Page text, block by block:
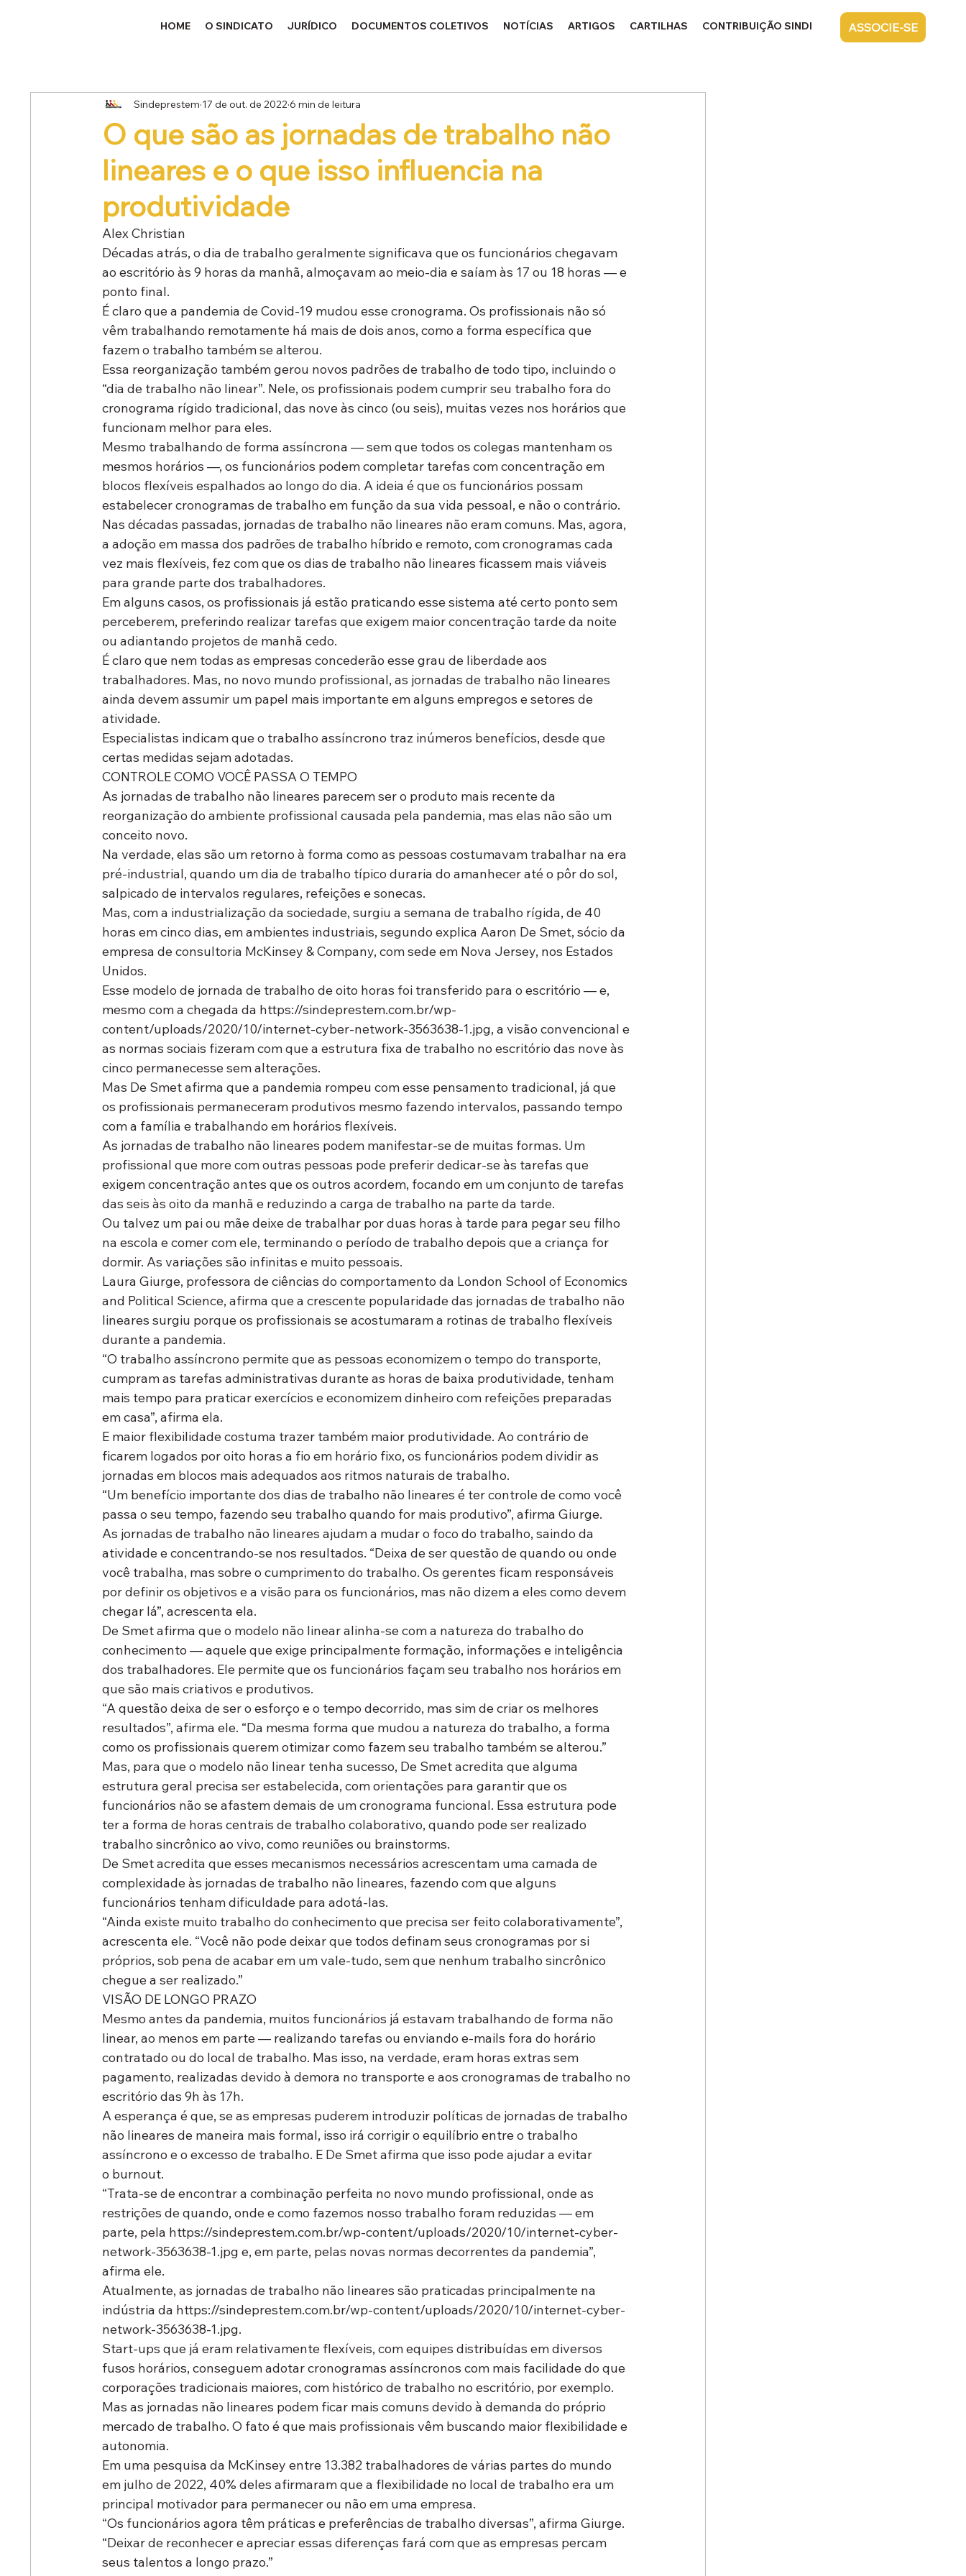
HOME O SINDICATO JURÍDICO DOCUMENTOS COLETIVOS NOTÍCIAS ARTIGOS CARTILHAS CONTRIBUIÇÃO SINDICAL CONTATO
ASSOCIE-SE
O que são as jornadas de trabalho não
lineares e o que isso influencia na
produtividade
Sindeprestem 17 de out. de 2022 6 min de leitura
Alex Christian
Décadas atrás, o dia de trabalho geralmente significava que os funcionários chegavam
ao escritório às 9 horas da manhã, almoçavam ao meio-dia e saíam às 17 ou 18 horas — e
ponto final.
É claro que a pandemia de Covid-19 mudou esse cronograma. Os profissionais não só
vêm trabalhando remotamente há mais de dois anos, como a forma específica que
fazem o trabalho também se alterou.
Essa reorganização também gerou novos padrões de trabalho de todo tipo, incluindo o
“dia de trabalho não linear”. Nele, os profissionais podem cumprir seu trabalho fora do
cronograma rígido tradicional, das nove às cinco (ou seis), muitas vezes nos horários que
funcionam melhor para eles.
Mesmo trabalhando de forma assíncrona — sem que todos os colegas mantenham os
mesmos horários —, os funcionários podem completar tarefas com concentração em
blocos flexíveis espalhados ao longo do dia. A ideia é que os funcionários possam
estabelecer cronogramas de trabalho em função da sua vida pessoal, e não o contrário.
Nas décadas passadas, jornadas de trabalho não lineares não eram comuns. Mas, agora,
a adoção em massa dos padrões de trabalho híbrido e remoto, com cronogramas cada
vez mais flexíveis, fez com que os dias de trabalho não lineares ficassem mais viáveis
para grande parte dos trabalhadores.
Em alguns casos, os profissionais já estão praticando esse sistema até certo ponto sem
perceberem, preferindo realizar tarefas que exigem maior concentração tarde da noite
ou adiantando projetos de manhã cedo.
É claro que nem todas as empresas concederão esse grau de liberdade aos
trabalhadores. Mas, no novo mundo profissional, as jornadas de trabalho não lineares
ainda devem assumir um papel mais importante em alguns empregos e setores de
atividade.
Especialistas indicam que o trabalho assíncrono traz inúmeros benefícios, desde que
certas medidas sejam adotadas.
CONTROLE COMO VOCÊ PASSA O TEMPO
As jornadas de trabalho não lineares parecem ser o produto mais recente da
reorganização do ambiente profissional causada pela pandemia, mas elas não são um
conceito novo.
Na verdade, elas são um retorno à forma como as pessoas costumavam trabalhar na era
pré-industrial, quando um dia de trabalho típico duraria do amanhecer até o pôr do sol,
salpicado de intervalos regulares, refeições e sonecas.
Mas, com a industrialização da sociedade, surgiu a semana de trabalho rígida, de 40
horas em cinco dias, em ambientes industriais, segundo explica Aaron De Smet, sócio da
empresa de consultoria McKinsey & Company, com sede em Nova Jersey, nos Estados
Unidos.
Esse modelo de jornada de trabalho de oito horas foi transferido para o escritório — e,
mesmo com a chegada da https://sindeprestem.com.br/wp-
content/uploads/2020/10/internet-cyber-network-3563638-1.jpg, a visão convencional e
as normas sociais fizeram com que a estrutura fixa de trabalho no escritório das nove às
cinco permanecesse sem alterações.
Mas De Smet afirma que a pandemia rompeu com esse pensamento tradicional, já que
os profissionais permaneceram produtivos mesmo fazendo intervalos, passando tempo
com a família e trabalhando em horários flexíveis.
As jornadas de trabalho não lineares podem manifestar-se de muitas formas. Um
profissional que more com outras pessoas pode preferir dedicar-se às tarefas que
exigem concentração antes que os outros acordem, focando em um conjunto de tarefas
das seis às oito da manhã e reduzindo a carga de trabalho na parte da tarde.
Ou talvez um pai ou mãe deixe de trabalhar por duas horas à tarde para pegar seu filho
na escola e comer com ele, terminando o período de trabalho depois que a criança for
dormir. As variações são infinitas e muito pessoais.
Laura Giurge, professora de ciências do comportamento da London School of Economics
and Political Science, afirma que a crescente popularidade das jornadas de trabalho não
lineares surgiu porque os profissionais se acostumaram a rotinas de trabalho flexíveis
durante a pandemia.
“O trabalho assíncrono permite que as pessoas economizem o tempo do transporte,
cumpram as tarefas administrativas durante as horas de baixa produtividade, tenham
mais tempo para praticar exercícios e economizem dinheiro com refeições preparadas
em casa”, afirma ela.
E maior flexibilidade costuma trazer também maior produtividade. Ao contrário de
ficarem logados por oito horas a fio em horário fixo, os funcionários podem dividir as
jornadas em blocos mais adequados aos ritmos naturais de trabalho.
“Um benefício importante dos dias de trabalho não lineares é ter controle de como você
passa o seu tempo, fazendo seu trabalho quando for mais produtivo”, afirma Giurge.
As jornadas de trabalho não lineares ajudam a mudar o foco do trabalho, saindo da
atividade e concentrando-se nos resultados. “Deixa de ser questão de quando ou onde
você trabalha, mas sobre o cumprimento do trabalho. Os gerentes ficam responsáveis
por definir os objetivos e a visão para os funcionários, mas não dizem a eles como devem
chegar lá”, acrescenta ela.
De Smet afirma que o modelo não linear alinha-se com a natureza do trabalho do
conhecimento — aquele que exige principalmente formação, informações e inteligência
dos trabalhadores. Ele permite que os funcionários façam seu trabalho nos horários em
que são mais criativos e produtivos.
“A questão deixa de ser o esforço e o tempo decorrido, mas sim de criar os melhores
resultados”, afirma ele. “Da mesma forma que mudou a natureza do trabalho, a forma
como os profissionais querem otimizar como fazem seu trabalho também se alterou.”
Mas, para que o modelo não linear tenha sucesso, De Smet acredita que alguma
estrutura geral precisa ser estabelecida, com orientações para garantir que os
funcionários não se afastem demais de um cronograma funcional. Essa estrutura pode
ter a forma de horas centrais de trabalho colaborativo, quando pode ser realizado
trabalho sincrônico ao vivo, como reuniões ou brainstorms.
De Smet acredita que esses mecanismos necessários acrescentam uma camada de
complexidade às jornadas de trabalho não lineares, fazendo com que alguns
funcionários tenham dificuldade para adotá-las.
“Ainda existe muito trabalho do conhecimento que precisa ser feito colaborativamente”,
acrescenta ele. “Você não pode deixar que todos definam seus cronogramas por si
próprios, sob pena de acabar em um vale-tudo, sem que nenhum trabalho sincrônico
chegue a ser realizado.”
VISÃO DE LONGO PRAZO
Mesmo antes da pandemia, muitos funcionários já estavam trabalhando de forma não
linear, ao menos em parte — realizando tarefas ou enviando e-mails fora do horário
contratado ou do local de trabalho. Mas isso, na verdade, eram horas extras sem
pagamento, realizadas devido à demora no transporte e aos cronogramas de trabalho no
escritório das 9h às 17h.
A esperança é que, se as empresas puderem introduzir políticas de jornadas de trabalho
não lineares de maneira mais formal, isso irá corrigir o equilíbrio entre o trabalho
assíncrono e o excesso de trabalho. E De Smet afirma que isso pode ajudar a evitar
o burnout.
“Trata-se de encontrar a combinação perfeita no novo mundo profissional, onde as
restrições de quando, onde e como fazemos nosso trabalho foram reduzidas — em
parte, pela https://sindeprestem.com.br/wp-content/uploads/2020/10/internet-cyber-
network-3563638-1.jpg e, em parte, pelas novas normas decorrentes da pandemia”,
afirma ele.
Atualmente, as jornadas de trabalho não lineares são praticadas principalmente na
indústria da https://sindeprestem.com.br/wp-content/uploads/2020/10/internet-cyber-
network-3563638-1.jpg.
Start-ups que já eram relativamente flexíveis, com equipes distribuídas em diversos
fusos horários, conseguem adotar cronogramas assíncronos com mais facilidade do que
corporações tradicionais maiores, com histórico de trabalho no escritório, por exemplo.
Mas as jornadas não lineares podem ficar mais comuns devido à demanda do próprio
mercado de trabalho. O fato é que mais profissionais vêm buscando maior flexibilidade e
autonomia.
Em uma pesquisa da McKinsey entre 13.382 trabalhadores de várias partes do mundo
em julho de 2022, 40% deles afirmaram que a flexibilidade no local de trabalho era um
principal motivador para permanecer ou não em uma empresa.
“Os funcionários agora têm práticas e preferências de trabalho diversas”, afirma Giurge.
“Deixar de reconhecer e apreciar essas diferenças fará com que as empresas percam
seus talentos a longo prazo.”